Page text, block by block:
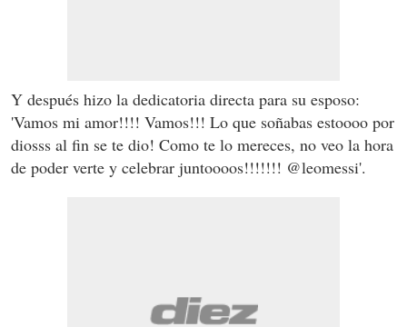
Y después hizo la dedicatoria directa para su esposo:
'Vamos mi amor!!!! Vamos!!! Lo que soñabas estoooo por
diosss al fin se te dio! Como te lo mereces, no veo la hora
de poder verte y celebrar juntoooos!!!!!!! @leomessi'.